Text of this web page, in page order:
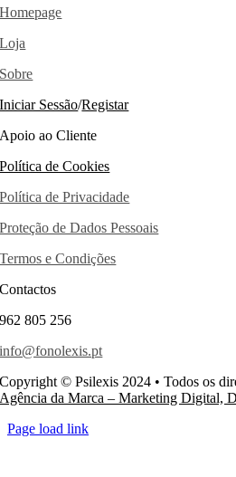
Homepage
Loja
Sobre
Iniciar Sessão/Registar
Apoio ao Cliente
Política de Cookies
Política de Privacidade
Proteção de Dados Pessoais
Termos e Condições
Contactos
962 805 256
info@fonolexis.pt
Copyright © Psilexis 2024 • Todos os
Agência da Marca – Marketing Digital,
Page load link